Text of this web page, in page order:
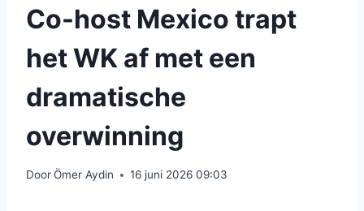
Co-host Mexico trapt
het WK af met een
dramatische
overwinning
DoorÖmer Aydin 16 juni 2026 09:03